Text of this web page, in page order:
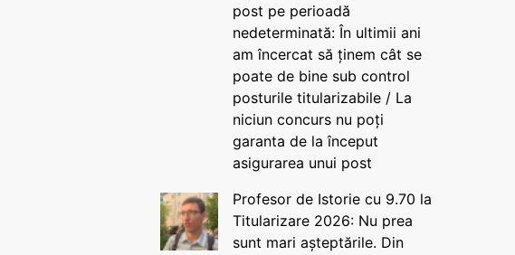
post pe perioadă
nedeterminată: În ultimii ani
am încercat să ținem cât se
poate de bine sub control
posturile titularizabile / La
niciun concurs nu poți
garanta de la început
asigurarea unui post
Profesor de Istorie cu 9.70 la
Titularizare 2026: Nu prea
sunt mari așteptările. Din